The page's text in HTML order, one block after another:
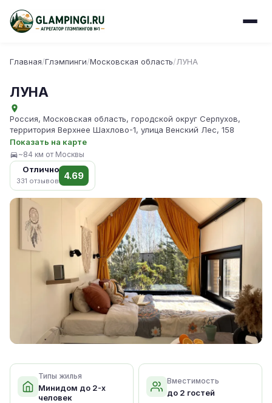
Главная/Глэмпинги/Московская область/ЛУНА
ЛУНА
Россия, Московская область, городской округ Серпухов,
территория Верхнее Шахлово-1, улица Венский Лес, 158
Показать на карте
~84 км от Москвы
Отлично
331 отзывов 4.69
Типы жилья
Минидом до 2-х
человек
Вместимость
до 2 гостей